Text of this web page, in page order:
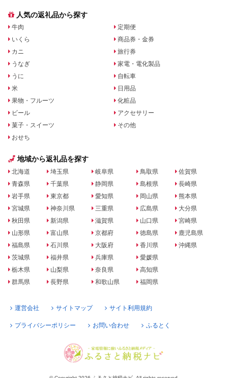
人気の返礼品から探す
牛肉
いくら
カニ
うなぎ
うに
米
果物・フルーツ
ビール
菓子・スイーツ
おせち
定期便
商品券・金券
旅行券
家電・電化製品
自転車
日用品
化粧品
アクセサリー
その他
地域から返礼品を探す
北海道
青森県
岩手県
宮城県
秋田県
山形県
福島県
茨城県
栃木県
群馬県
埼玉県
千葉県
東京都
神奈川県
新潟県
富山県
石川県
福井県
山梨県
長野県
岐阜県
静岡県
愛知県
三重県
滋賀県
京都府
大阪府
兵庫県
奈良県
和歌山県
鳥取県
島根県
岡山県
広島県
山口県
徳島県
香川県
愛媛県
高知県
福岡県
佐賀県
長崎県
熊本県
大分県
宮崎県
鹿児島県
沖縄県
運営会社 サイトマップ サイト利用規約
プライバシーポリシー お問い合わせ ふるとく